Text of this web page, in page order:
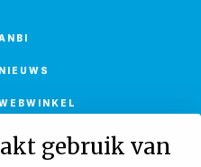
gebruik van
NIEUWS